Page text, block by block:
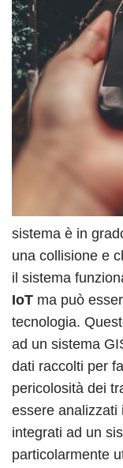
sistema è in
una collisione e
il sistema
IoT ma può
tecnologia.
ad un sistema
dati raccolti per
pericolosità dei
essere analizzati
integrati ad un
particolarmente